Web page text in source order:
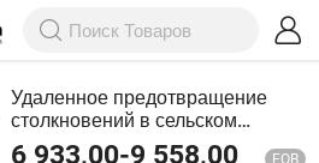
Удаленное предотвращение
столкновений в сельском
хозяйстве Объем 40L
6 933,00-9 558,00$